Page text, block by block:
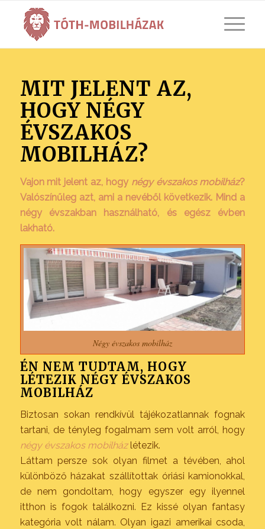
MIT JELENT AZ,
HOGY NÉGY
ÉVSZAKOS
MOBILHÁZ?
Vajon mit jelent az, hogy négy évszakos mobilház?
Valószínűleg azt, ami a nevéből következik. Mind a
négy évszakban használható, és egész évben
lakható.
Négy évszakos mobilház
ÉN NEM TUDTAM, HOGY
LÉTEZIK NÉGY ÉVSZAKOS
MOBILHÁZ
Biztosan sokan rendkívül tájékozatlannak fognak
tartani, de tényleg fogalmam sem volt arról, hogy
négy évszakos mobilházlétezik.
Láttam persze sok olyan filmet a tévében, ahol
különböző házakat szállítottak óriási kamionokkal,
de nem gondoltam, hogy egyszer egy ilyennel
itthon is fogok találkozni. Ez kissé olyan fantasy
kategória volt nálam. Olyan igazi amerikai csoda,